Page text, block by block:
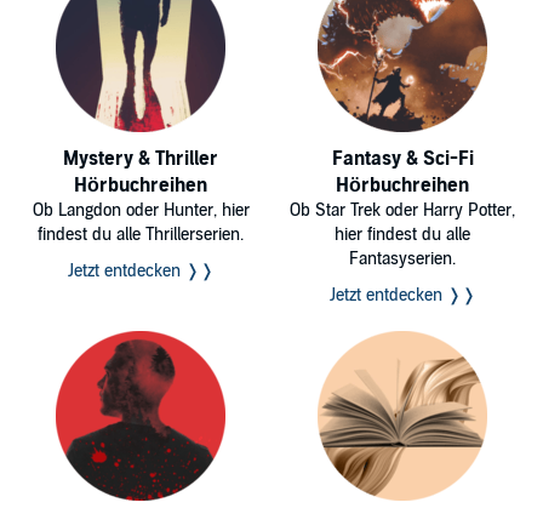
Mystery & Thriller
Hörbuchreihen
Ob Langdon oder Hunter, hier
findest du alle Thrillerserien.
Jetzt entdecken ❭❭
Fantasy & Sci-Fi
Hörbuchreihen
Ob Star Trek oder Harry Potter,
hier findest du alle
Fantasyserien.
Jetzt entdecken ❭❭